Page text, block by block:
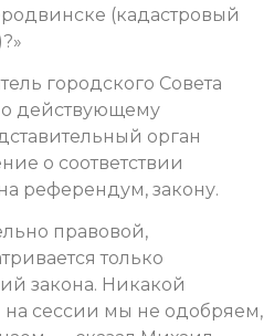
(кадастровый
городского Совета
действующему
орган
о соответствии
референдум, закону.
правовой,
только
закона. Никакой
сессии мы не одобряем,